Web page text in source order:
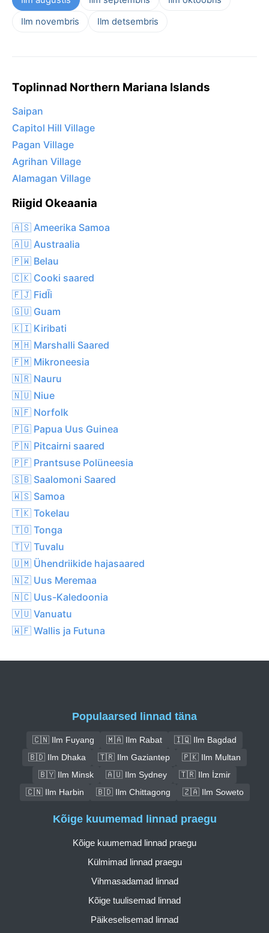
Ilm novembris
Ilm detsembris
Toplinnad Northern Mariana Islands
Saipan
Capitol Hill Village
Pagan Village
Agrihan Village
Alamagan Village
Riigid Okeaania
🇦🇸 Ameerika Samoa
🇦🇺 Austraalia
🇵🇼 Belau
🇨🇰 Cooki saared
🇫🇯 FidĪi
🇬🇺 Guam
🇰🇮 Kiribati
🇲🇭 Marshalli Saared
🇫🇲 Mikroneesia
🇳🇷 Nauru
🇳🇺 Niue
🇳🇫 Norfolk
🇵🇬 Papua Uus Guinea
🇵🇳 Pitcairni saared
🇵🇫 Prantsuse Polüneesia
🇸🇧 Saalomoni Saared
🇼🇸 Samoa
🇹🇰 Tokelau
🇹🇴 Tonga
🇹🇻 Tuvalu
🇺🇲 Ühendriikide hajasaared
🇳🇿 Uus Meremaa
🇳🇨 Uus-Kaledoonia
🇻🇺 Vanuatu
🇼🇫 Wallis ja Futuna
Populaarsed linnad täna
🇨🇳 Ilm Fuyang 🇲🇦 Ilm Rabat
🇮🇶 Ilm Bagdad
🇧🇩 Ilm Dhaka
🇹🇷 Ilm Gaziantep
🇵🇰 Ilm Multan
🇧🇾 Ilm Minsk
🇦🇺 Ilm Sydney
🇹🇷 Ilm İzmir
🇨🇳 Ilm Harbin
🇧🇩 Ilm Chittagong 🇿🇦 Ilm Soweto
Kõige kuumemad linnad praegu
Kõige kuumemad linnad praegu
Külmimad linnad praegu
Vihmasadamad linnad
Kõige tuulisemad linnad
Päikeselisemad linnad